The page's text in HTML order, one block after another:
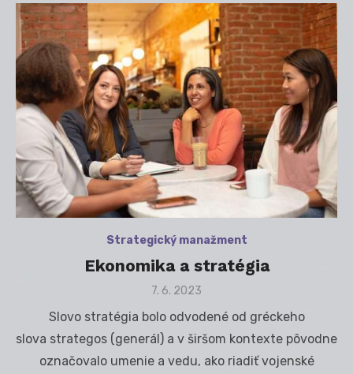
Strategický manažment
Ekonomika a stratégia
Posted
7. 6. 2023
Slovo stratégia bolo odvodené od gréckeho
slova strategos (generál) a v širšom kontexte pôvodne
označovalo umenie a vedu, ako riadiť vojenské